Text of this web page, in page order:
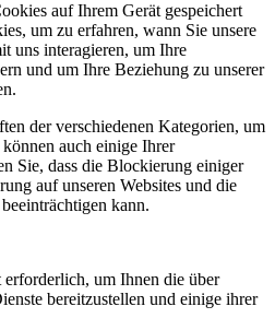
auf Ihrem Gerät gespeichert
um zu erfahren, wann Sie unsere
uns interagieren, um Ihre
und um Ihre Beziehung zu unserer
der verschiedenen Kategorien, um
auch einige Ihrer
Sie, dass die Blockierung einiger
auf unseren Websites und die
kann.
um Ihnen die über
bereitzustellen und einige ihrer